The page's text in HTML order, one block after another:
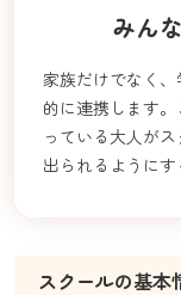
みん
家族だけでなく
的に連携します
っている大人が
出られるようにす
スクールの基本